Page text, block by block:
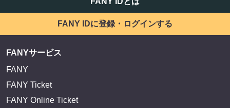
FANY IDに登録・ログインする
FANYサービス
FANY
FANY Ticket
FANY Online Ticket